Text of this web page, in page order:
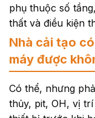
phụ thuộc số
thất và điều kiện
Nhà cải tạo
máy được
Có thể, nhưng
thủy, pit, OH, vị